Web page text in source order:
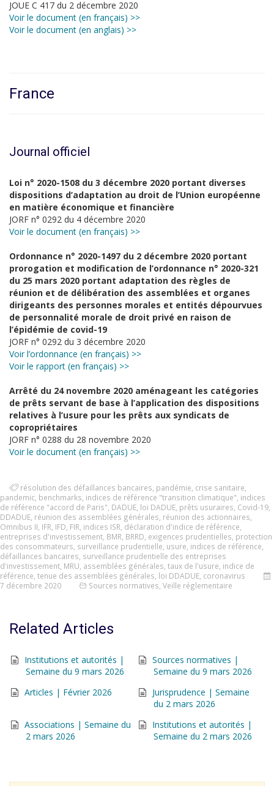
JOUE C 417 du 2 décembre 2020
Voir le document (en français) >>
Voir le document (en anglais) >>
France
Journal officiel
Loi n° 2020-1508 du 3 décembre 2020 portant diverses
dispositions d’adaptation au droit de l’Union européenne
en matière économique et financière
JORF n° 0292 du 4 décembre 2020
Voir le document (en français) >>
Ordonnance n° 2020-1497 du 2 décembre 2020 portant
prorogation et modification de l’ordonnance n° 2020-321
du 25 mars 2020 portant adaptation des règles de
réunion et de délibération des assemblées et organes
dirigeants des personnes morales et entités dépourvues
de personnalité morale de droit privé en raison de
l’épidémie de covid-19
JORF n° 0292 du 3 décembre 2020
Voir l’ordonnance (en français) >>
Voir le rapport (en français) >>
Arrêté du 24 novembre 2020 aménageant les catégories
de prêts servant de base à l’application des dispositions
relatives à l’usure pour les prêts aux syndicats de
copropriétaires
JORF n° 0288 du 28 novembre 2020
Voir le document (en français) >>
résolution des défaillances bancaires pandémie crise sanitaire
pandemic benchmarks indices de référence "transition climatique" indices
de référence "accord de Paris" DADUE loi DADUE prêts usuraires Covid-19
DDADUE réunion des assemblées générales réunion des actionnaires
Omnibus II IFR IFD FIR indices ISR déclaration d'indice de référence
entreprises d'investissement BMR BRRD exigences prudentielles protection
des consommateurs surveillance prudentielle usure indices de référence
défaillances bancaires surveillance prudentielle des entreprises
d'investissement MRU assemblées générales taux de l'usure indice de
référence tenue des assemblées générales loi DDADUE coronavirus
7 décembre 2020
Sources normatives Veille réglementaire
Related Articles
Institutions et autorités |
Semaine du 9 mars 2026
Sources normatives |
Semaine du 9 mars 2026
Articles | Février 2026
Jurisprudence | Semaine
du 2 mars 2026
Associations | Semaine du
2 mars 2026
Institutions et autorités |
Semaine du 2 mars 2026